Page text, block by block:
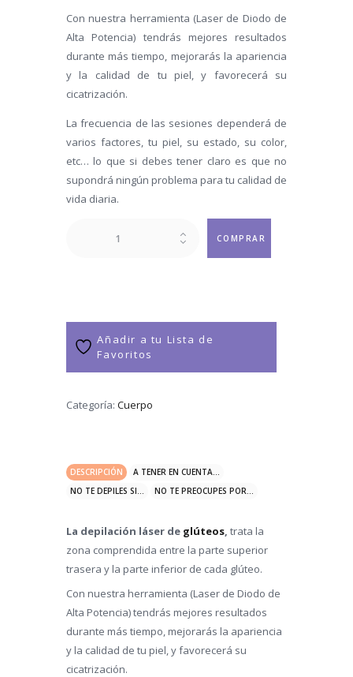
Con nuestra herramienta (Laser de Diodo de
Alta Potencia) tendrás mejores resultados
durante más tiempo, mejorarás la apariencia
y la calidad de tu piel, y favorecerá su
cicatrización.
La frecuencia de las sesiones dependerá de
varios factores, tu piel, su estado, su color,
etc… lo que si debes tener claro es que no
supondrá ningún problema para tu calidad de
vida diaria.
COMPRAR
Añadir a tu Lista de
Favoritos
Categoría: Cuerpo
DESCRIPCIÓN
A TENER EN CUENTA...
NO TE DEPILES SI...
NO TE PREOCUPES POR...
La depilación láser de glúteos, trata la
zona comprendida entre la parte superior
trasera y la parte inferior de cada glúteo.
Con nuestra herramienta (Laser de Diodo de
Alta Potencia) tendrás mejores resultados
durante más tiempo, mejorarás la apariencia
y la calidad de tu piel, y favorecerá su
cicatrización.